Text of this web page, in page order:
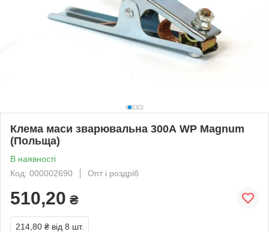
Клема маси зварювальна 300А WP Magnum
(Польща)
В наявності
Код: 000002690
Опт і роздріб
510,20 ₴
214,80 ₴ від 8 шт.